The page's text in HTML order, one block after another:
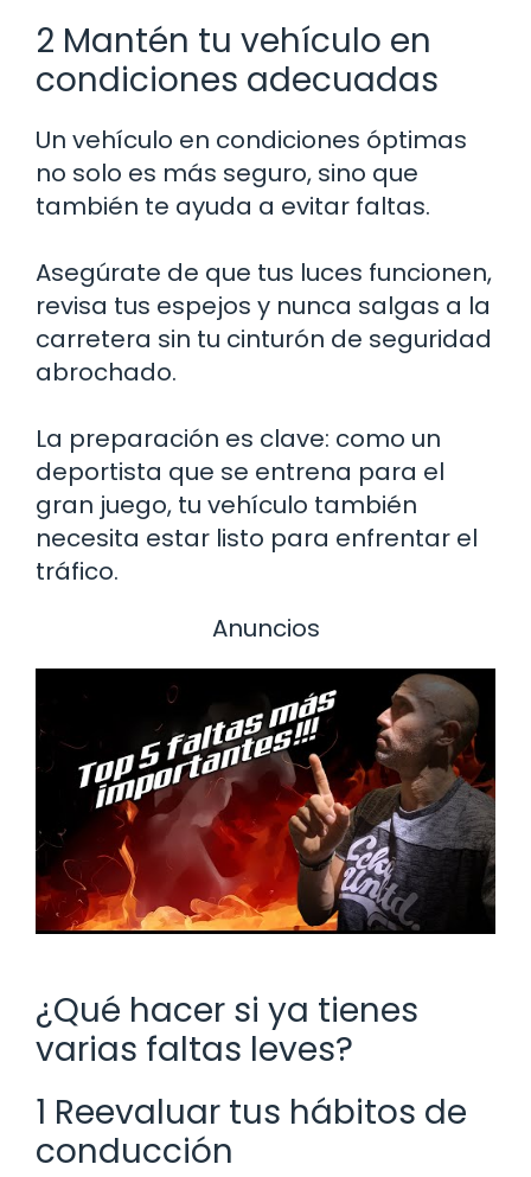
2 Mantén tu vehículo en
condiciones adecuadas
Un vehículo en condiciones óptimas
no solo es más seguro, sino que
también te ayuda a evitar faltas.
Asegúrate de que tus luces funcionen,
revisa tus espejos y nunca salgas a la
carretera sin tu cinturón de seguridad
abrochado.
La preparación es clave: como un
deportista que se entrena para el
gran juego, tu vehículo también
necesita estar listo para enfrentar el
tráfico.
Anuncios
¿Qué hacer si ya tienes
varias faltas leves?
1 Reevaluar tus hábitos de
conducción